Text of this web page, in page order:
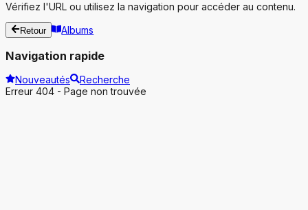
Vérifiez l'URL ou utilisez la navigation pour accéder au contenu.
Retour Albums
Navigation rapide
Nouveautés
Recherche
Erreur 404 - Page non trouvée